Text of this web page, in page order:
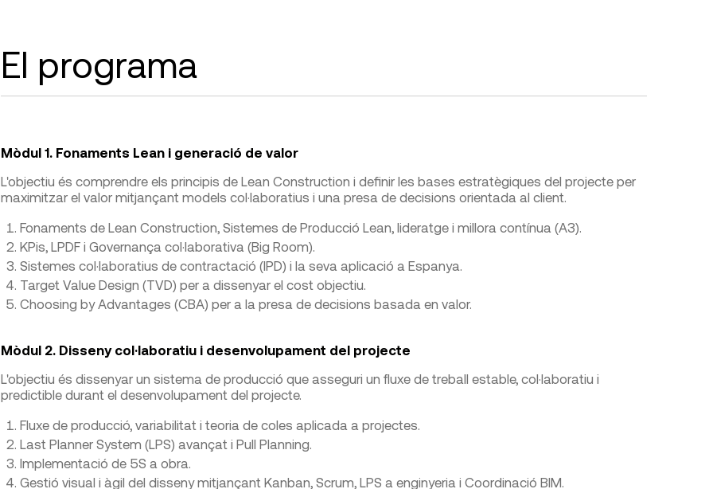
El programa
Mòdul 1. Fonaments Lean i generació de valor
L'objectiu és comprendre els principis de Lean Construction i definir les bases estratègiques del projecte per
maximitzar el valor mitjançant models col·laboratius i una presa de decisions orientada al client.
Fonaments de Lean Construction, Sistemes de Producció Lean, lideratge i millora contínua (A3).
KPis, LPDF i Governança col·laborativa (Big Room).
Sistemes col·laboratius de contractació (IPD) i la seva aplicació a Espanya.
Target Value Design (TVD) per a dissenyar el cost objectiu.
Choosing by Advantages (CBA) per a la presa de decisions basada en valor.
Mòdul 2. Disseny col·laboratiu i desenvolupament del projecte
L'objectiu és dissenyar un sistema de producció que asseguri un fluxe de treball estable, col·laboratiu i
predictible durant el desenvolupament del projecte.
Fluxe de producció, variabilitat i teoria de coles aplicada a projectes.
Last Planner System (LPS) avançat i Pull Planning.
Implementació de 5S a obra.
Gestió visual i àgil del disseny mitjançant Kanban, Scrum, LPS a enginyeria i Coordinació BIM.